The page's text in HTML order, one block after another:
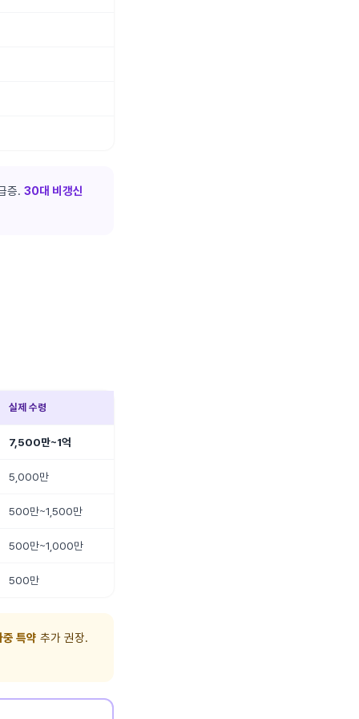
증. 30대 비갱신
실제 수령
7,500만~1억
5,000만
500만~1,500만
500만~1,000만
500만
특약 추가 권장.